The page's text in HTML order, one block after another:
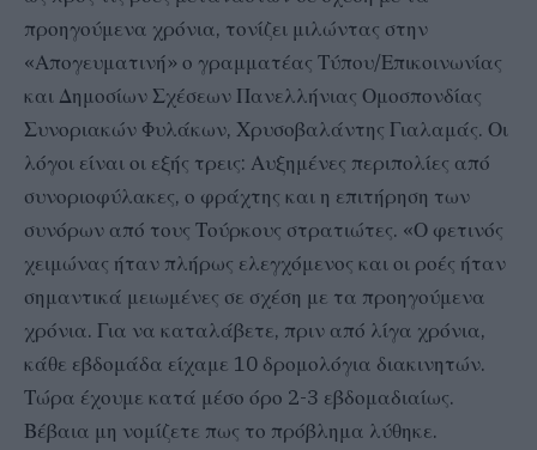
προηγούμενα χρόνια, τονίζει μιλώντας στην
«Απογευματινή» ο γραμματέας Τύπου/Επικοινωνίας
και Δημοσίων Σχέσεων Πανελλήνιας Ομοσπονδίας
Συνοριακών Φυλάκων, Χρυσοβαλάντης Γιαλαμάς. Οι
λόγοι είναι οι εξής τρεις: Αυξημένες περιπολίες από
συνοριοφύλακες, ο φράχτης και η επιτήρηση των
συνόρων από τους Τούρκους στρατιώτες. «Ο φετινός
χειμώνας ήταν πλήρως ελεγχόμενος και οι ροές ήταν
σημαντικά μειωμένες σε σχέση με τα προηγούμενα
χρόνια. Για να καταλάβετε, πριν από λίγα χρόνια,
κάθε εβδομάδα είχαμε 10 δρομολόγια διακινητών.
Τώρα έχουμε κατά μέσο όρο 2-3 εβδομαδιαίως.
Βέβαια μη νομίζετε πως το πρόβλημα λύθηκε.